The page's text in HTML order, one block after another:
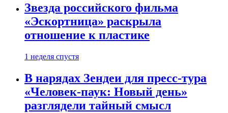
Звезда российского фильма
«Эскортница» раскрыла
отношение к пластике
1 неделя спустя
В нарядах Зендеи для пресс-тура
«Человек-паук: Новый день»
разглядели тайный смысл